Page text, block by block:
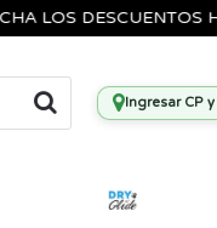
LOS DESCUENTOS
Ingresar CP